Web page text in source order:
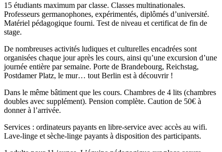
15 étudiants maximum par classe. Classes multinationales.
Professeurs germanophones, expérimentés, diplômés d’université.
Matériel pédagogique fourni. Test de niveau et certificat de fin de
stage.
De nombreuses activités ludiques et culturelles encadrées sont
organisées chaque jour après les cours, ainsi qu’une excursion d’une
journée entière par semaine. Porte de Brandebourg, Reichstag,
Postdamer Platz, le mur… tout Berlin est à découvrir !
Dans le même bâtiment que les cours. Chambres de 4 lits (chambres
doubles avec supplément). Pension complète. Caution de 50€ à
donner à l’arrivée.
Services : ordinateurs payants en libre-service avec accès au wifi.
Lave-linge et sèche-linge payants à disposition des participants.